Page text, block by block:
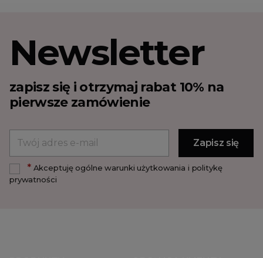
Newsletter
zapisz się i otrzymaj rabat 10% na
pierwsze zamówienie
*Akceptuję ogólne warunki użytkowania i politykę
prywatności